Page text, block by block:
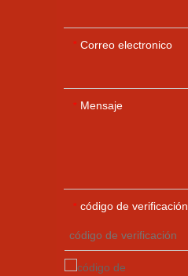
* Correo electronico
* Mensaje
* código de verificación